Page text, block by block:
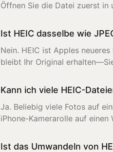
Öffnen Sie die Datei zuerst in
Ist HEIC dasselbe wie
Nein. HEIC ist Apples
bleibt Ihr Original
Kann ich viele HEIC-
Ja. Beliebig viele Fotos auf
iPhone-Kamerarolle auf einen
Ist das Umwandeln von